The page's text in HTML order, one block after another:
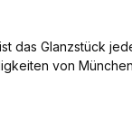
das Glanzstück
von